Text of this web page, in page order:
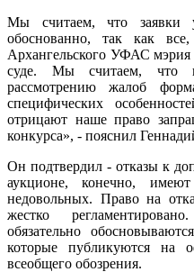
Мы считаем, что заявки
обоснованно, так как
Архангельского УФАС мэрия
суде. Мы считаем, что
рассмотрению жалоб
специфических
отрицают наше право
конкурса», - пояснил
Он подтвердил - отказы к
аукционе, конечно,
недовольных. Право на
жестко
обязательно
которые публикуются на
всеобщего обозрения.